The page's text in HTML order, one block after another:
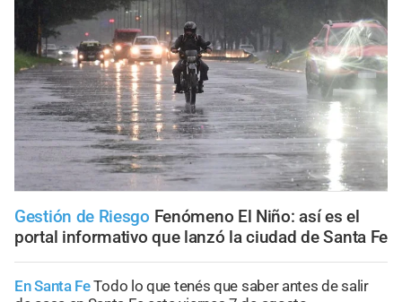
Gestión de Riesgo Fenómeno El Niño: así es el
portal informativo que lanzó la ciudad de Santa Fe
En Santa FeTodo lo que tenés que saber antes de salir